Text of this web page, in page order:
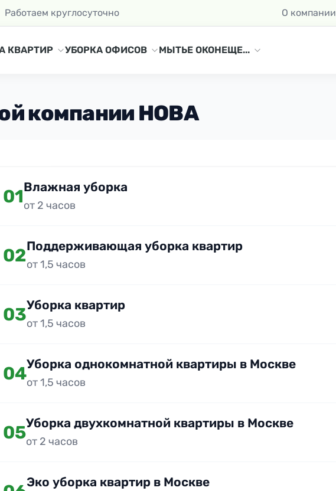
Работаем круглосуточно О компании
КВАРТИР УБОРКА ОФИСОВ МЫТЬЕ ОКОНЕЩЕ...
компании НОВА
01Влажная уборка
от 2 часов
02Поддерживающая уборка квартир
от 1,5 часов
03Уборка квартир
от 1,5 часов
04Уборка однокомнатной квартиры в Москве
от 1,5 часов
05Уборка двухкомнатной квартиры в Москве
от 2 часов
Эко уборка квартир в Москве